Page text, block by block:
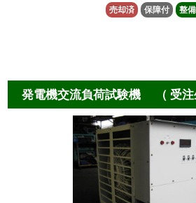
売却済 保障付 整
発電機交流負荷試験機 （ 受注